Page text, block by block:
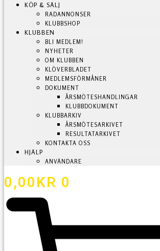
KÖP & SÄLJ
RADANNONSER
KLUBBSHOP
KLUBBEN
BLI MEDLEM!
NYHETER
OM KLUBBEN
KLÖVERBLADET
MEDLEMSFÖRMÅNER
DOKUMENT
ÅRSMÖTESHANDLINGAR
KLUBBDOKUMENT
KLUBBARKIV
ÅRSMÖTESARKIVET
RESULTATARKIVET
KONTAKTA OSS
HJÄLP
ANVÄNDARE
0,00KR 0